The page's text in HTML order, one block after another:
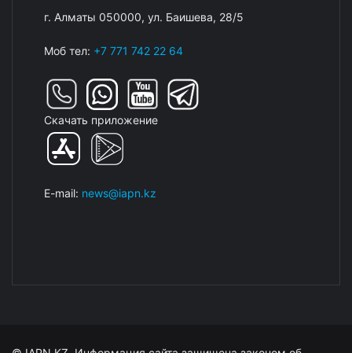
г. Алматы 050000, ул. Баишева, 28/5
Моб тел: +7 771 742 22 64
Скачать приложение
E-mail: news@iapn.kz